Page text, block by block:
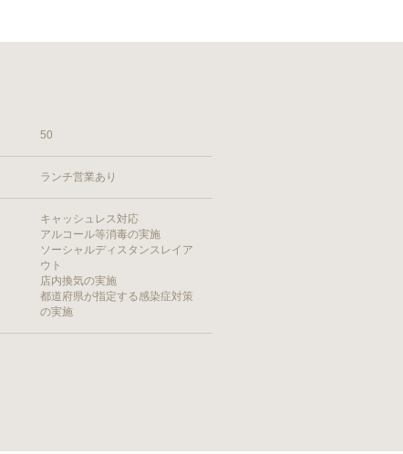
50
ランチ営業あり
キャッシュレス対応
アルコール等消毒の実施
ソーシャルディスタンスレイア
ウト
店内換気の実施
都道府県が指定する感染症対策
の実施